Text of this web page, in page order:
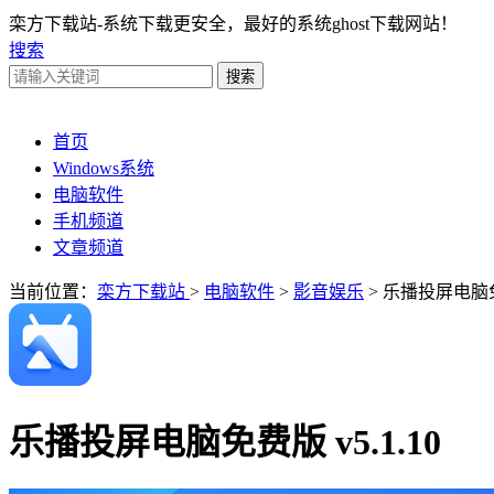
栾方下载站-系统下载更安全，最好的系统ghost下载网站！
搜索
首页
Windows系统
电脑软件
手机频道
文章频道
当前位置： 栾方下载站 > 电脑软件 > 影音娱乐 > 乐播投屏电脑
乐播投屏电脑免费版 v5.1.10